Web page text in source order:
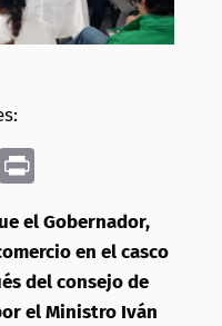
Gmail
el Gobernador,
en el casco
del consejo de
el Ministro Iván